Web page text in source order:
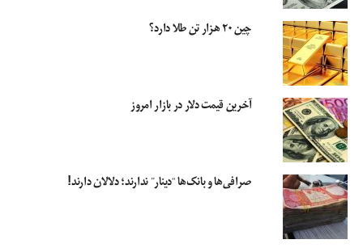
چین ۲۰ هزار تن طلا دارد؟
آخرین قیمت دلار در بازار امروز
صرافی‌ها و بانک‌ها “دینار” ندارند؛ دلالان دارند!